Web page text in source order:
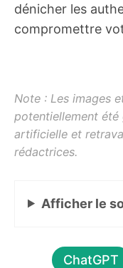
dénicher les
compromettre
Afficher le
ChatGPT